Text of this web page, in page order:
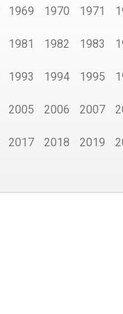
1969 1970 1971
1981 1982 1983
1993 1994 1995
2005 2006 2007
2017 2018 2019